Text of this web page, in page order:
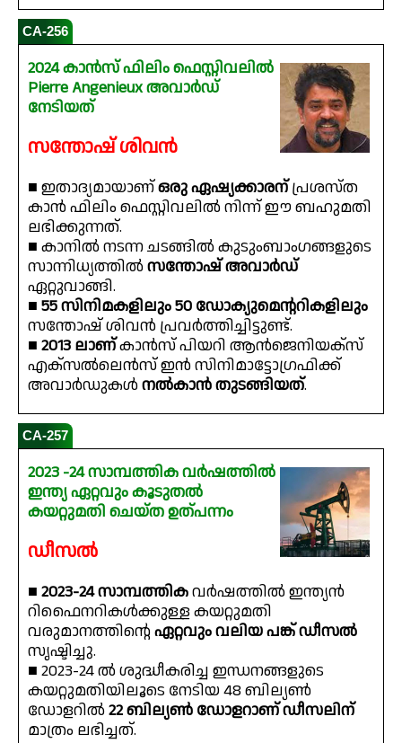
CA-256
2024 കാൻസ് ഫിലിം ഫെസ്റ്റിവലിൽ
Pierre Angenieux അവാർഡ്
നേടിയത്
സന്തോഷ് ശിവൻ
■ ഇതാദ്യമായാണ്ഒരു ഏഷ്യക്കാരന്പ്രശസ്ത
കാൻ ഫിലിം ഫെസ്റ്റിവലിൽ നിന്ന് ഈ ബഹുമതി
ലഭിക്കുന്നത്.
■ കാനിൽ നടന്ന ചടങ്ങിൽ കുടുംബാംഗങ്ങളുടെ
സാന്നിധ്യത്തിൽ സന്തോഷ് അവാർഡ്
ഏറ്റുവാങ്ങി.
■ 55 സിനിമകളിലും 50 ഡോക്യുമെൻ്ററികളിലും
സന്തോഷ് ശിവൻ പ്രവർത്തിച്ചിട്ടുണ്ട്.
■ 2013 ലാണ്കാൻസ് പിയറി ആൻജെനിയക്സ്
എക്സൽലെൻസ് ഇൻ സിനിമാട്ടോഗ്രഫിക്ക്
അവാർഡുകൾനൽകാൻ തുടങ്ങിയത്.
CA-257
2023 -24 സാമ്പത്തിക വർഷത്തിൽ
ഇന്ത്യ ഏറ്റവും കൂടുതൽ
കയറ്റുമതി ചെയ്ത ഉത്പന്നം
ഡീസൽ
■ 2023-24 സാമ്പത്തികവർഷത്തിൽ ഇന്ത്യൻ
റിഫൈനറികൾക്കുള്ള കയറ്റുമതി
വരുമാനത്തിൻ്റെഏറ്റവും വലിയ പങ്ക് ഡീസൽ
സൃഷ്ടിച്ചു.
■ 2023-24 ൽ ശുദ്ധീകരിച്ച ഇന്ധനങ്ങളുടെ
കയറ്റുമതിയിലൂടെ നേടിയ 48 ബില്യൺ
ഡോളറിൽ 22 ബില്യൺ ഡോളറാണ് ഡീസലിന്
മാത്രം ലഭിച്ചത്.